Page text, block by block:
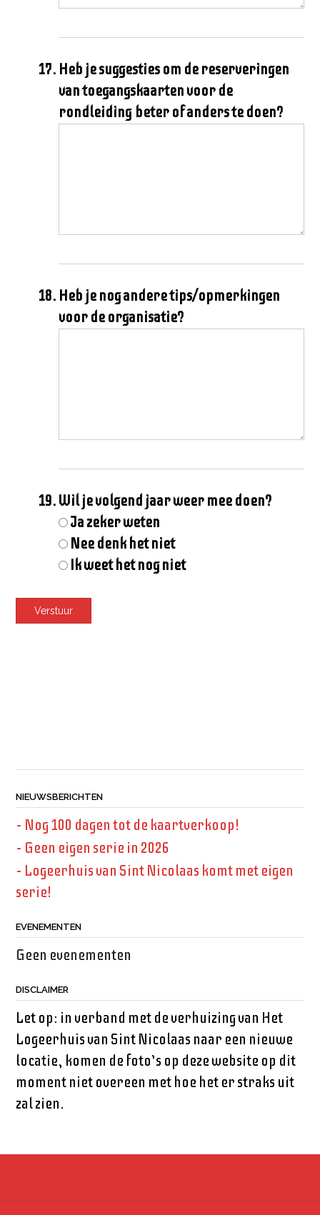
Heb je suggesties om de reserveringen
van toegangskaarten voor de
rondleiding beter of anders te doen?
Heb je nog andere tips/opmerkingen
voor de organisatie?
Wil je volgend jaar weer mee doen?
Ja zeker weten
Nee denk het niet
Ik weet het nog niet
NIEUWSBERICHTEN
– Nog 100 dagen tot de kaartverkoop!
– Geen eigen serie in 2026
– Logeerhuis van Sint Nicolaas komt met eigen
serie!
EVENEMENTEN
Geen evenementen
DISCLAIMER
Let op: in verband met de verhuizing van Het
Logeerhuis van Sint Nicolaas naar een nieuwe
locatie, komen de foto’s op deze website op dit
moment niet overeen met hoe het er straks uit
zal zien.